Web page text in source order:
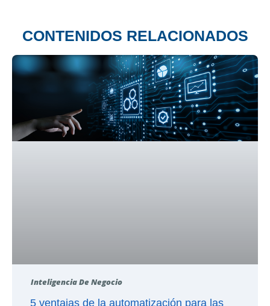
CONTENIDOS RELACIONADOS
Inteligencia De Negocio
5 ventajas de la automatización para las